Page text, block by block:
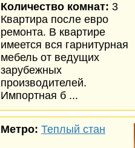
Количество комнат: 3
Квартира после евро
ремонта. В квартире
имеется вся гарнитурная
мебель от ведущих
зарубежных
производителей.
Импортная б ...
Метро: Теплый стан